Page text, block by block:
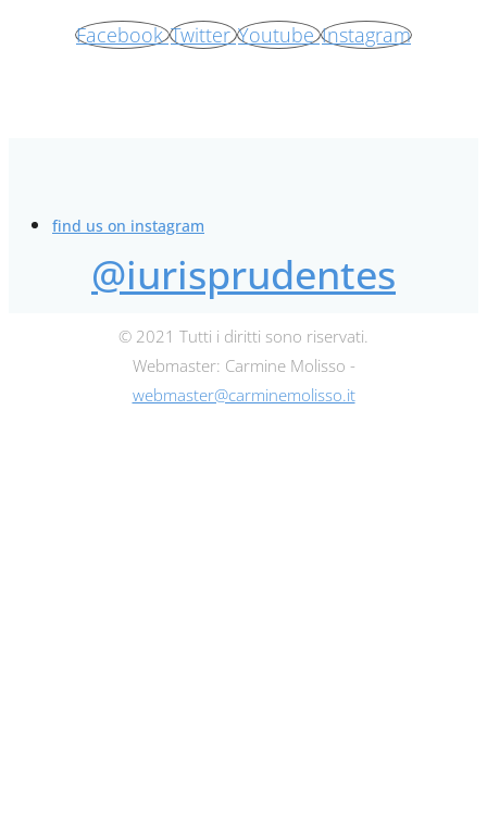
Facebook Twitter Youtube Instagram
find us on instagram
@iurisprudentes
© 2021 Tutti i diritti sono riservati.
Webmaster: Carmine Molisso -
webmaster@carminemolisso.it